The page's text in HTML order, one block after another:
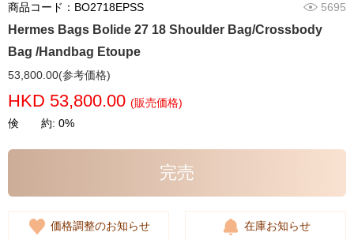
商品コード：BO2718EPSS 5695
Hermes Bags Bolide 27 18 Shoulder Bag/Crossbody
Bag /Handbag Etoupe
53,800.00(参考価格)
HKD 53,800.00 (販売価格)
倹 約: 0%
完売
価格調整のお知らせ 在庫お知らせ